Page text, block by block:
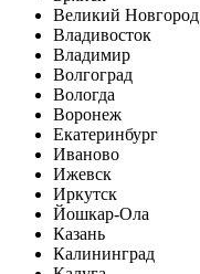
Великий Новгород
Владивосток
Владимир
Волгоград
Вологда
Воронеж
Екатеринбург
Иваново
Ижевск
Иркутск
Йошкар-Ола
Казань
Калининград